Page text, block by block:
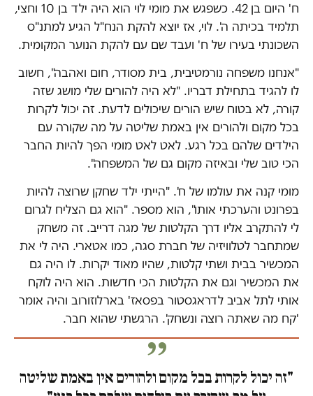
ח' היום בן 42. כשפגש את מומי לוי הוא היה ילד בן 10 וחצי,
תלמיד בכיתה ה'. לוי, אז יוצא להקת הנח"ל הגיע למתנ"ס
השכונתי בעירו של ח' ועבד שם עם להקת הנוער המקומית.
"אנחנו משפחה נורמטיבית, בית מסודר, חום ואהבה", חשוב
לו להגיד בתחילת דבריו. "לא היה להורים שלי מושג שזה
קורה, לא בטוח שיש הורים שיכולים לדעת. זה יכול לקרות
בכל מקום ולהורים אין באמת שליטה על מה שקורה עם
הילדים שלהם בכל רגע. לאט לאט מומי הפך להיות החבר
הכי טוב שלי ובאיזה מקום גם של המשפחה".
מומי קנה את עולמו של ח'. "הייתי ילד שחקן שרוצה להיות
בפרונט והערכתי אותו", הוא מספר. "הוא גם הצליח לגרום
לי להתקרב אליו דרך הקלטות של מגה דרייב. זה משחק
שמתחבר לטלוויזיה של חברת סגה, כמו אטארי. היה לי את
המכשיר בבית ושתי קלטות, שהיו מאוד יקרות. לו היה גם
את המכשיר וגם את הקלטות הכי חדשות. הוא היה לוקח
אותי לתל אביב לדראגסטור בפסאז' בארלוזורוב והיה אומר
'קח מה שאתה רוצה ונשחק'. הרגשתי שהוא חבר.
"זה יכול לקרות בכל מקום ולהורים אין באמת שליטה